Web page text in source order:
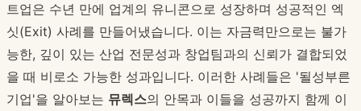
트업은 수년 만에 업계의 유니콘으로 성장하며 성공적인 엑
싯(Exit) 사례를 만들어냈습니다. 이는 자금력만으로는 불가
능한, 깊이 있는 산업 전문성과 창업팀과의 신뢰가 결합되었
을 때 비로소 가능한 성과입니다. 이러한 사례들은 '될성부른
기업'을 알아보는 뮤렉스의 안목과 이들을 성공까지 함께 이